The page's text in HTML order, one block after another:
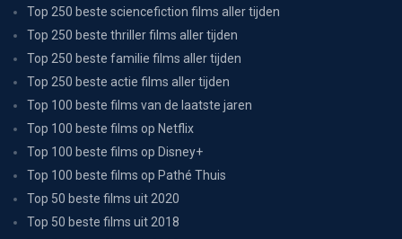
Top 250 beste sciencefiction films aller tijden
Top 250 beste thriller films aller tijden
Top 250 beste familie films aller tijden
Top 250 beste actie films aller tijden
Top 100 beste films van de laatste jaren
Top 100 beste films op Netflix
Top 100 beste films op Disney+
Top 100 beste films op Pathé Thuis
Top 50 beste films uit 2020
Top 50 beste films uit 2018